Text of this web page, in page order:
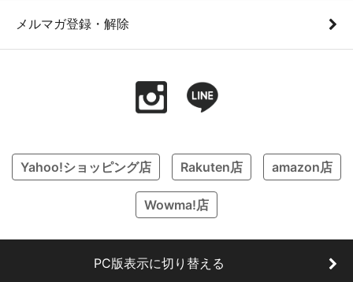
メルマガ登録・解除
Yahoo!ショッピング店 Rakuten店 amazon店
Wowma!店
PC版表示に切り替える